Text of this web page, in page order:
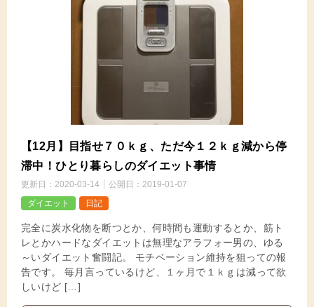
【12月】目指せ７０ｋｇ、ただ今１２ｋｇ減から停
滞中！ひとり暮らしのダイエット事情
更新日： 2020-03-14 公開日： 2019-01-07
ダイエット
日記
完全に炭水化物を断つとか、何時間も運動するとか、筋ト
レとかハードなダイエットは無理なアラフォー男の、ゆる
～いダイエット奮闘記。 モチベーション維持を狙っての報
告です。 毎月言っているけど、１ヶ月で１ｋｇは減って欲
しいけど […]